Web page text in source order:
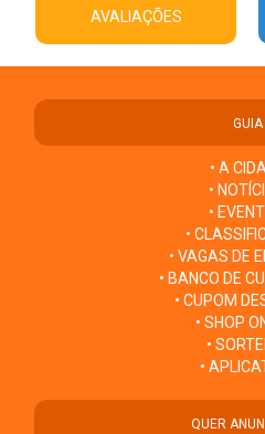
AVALIAÇÕES
GUIA
• A
•
•
•
• VAGAS DE
• BANCO DE
• CUPOM
• SHOP
•
•
QUER